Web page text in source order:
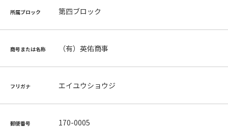
所属ブロック 第四ブロック
商号または名称 （有）英佑商事
フリガナ エイユウショウジ
郵便番号 170-0005